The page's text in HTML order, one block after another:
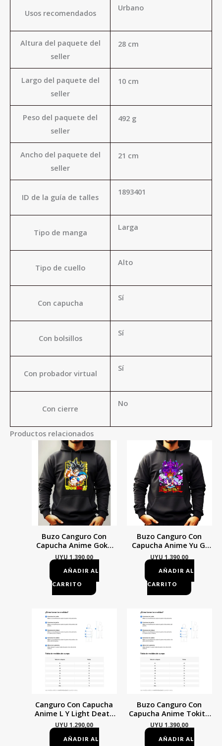
Usos recomendados
Urbano
Altura del paquete del
seller
28 cm
Largo del paquete del
seller
10 cm
Peso del paquete del
seller
492 g
Ancho del paquete del
seller
21 cm
ID de la guía de talles
1893401
Tipo de manga
Larga
Tipo de cuello
Alto
Con capucha
Sí
Con bolsillos
Sí
Con probador virtual
Sí
Con cierre
No
Productos relacionados
Buzo Canguro Con
Capucha Anime Goku
Kamehameha
Mundogeek
UYU 1.390,00
AÑADIR AL
CARRITO
producto
tiene
múltiples
variantes.
Las
opciones
se
elegir
en
la
Buzo Canguro Con
Capucha Anime Yu Gi
Oh! Yu-gi-oh!
UYU 1.390,00
AÑADIR AL
CARRITO
tiene
Las
se
elegir
en
la
Canguro Con Capucha
Anime L Y Light Death
Note Mundogeek
UYU 1.290,00
AÑADIR AL
producto
tiene
se
elegir
Buzo Canguro Con
Capucha Anime Tokito
Demon Slayer
Mundogeek
UYU 1.390,00
AÑADIR AL
tiene
se
elegir